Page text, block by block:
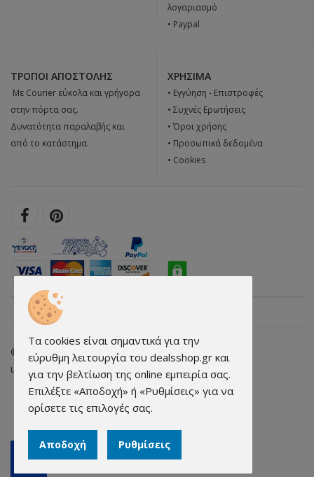
λογαριασμό
• Paypal
ΤΡΌΠΟΙ ΑΠΟΣΤΟΛΉΣ
 Με Courier εύκολα και γρήγορα
στην πόρτα σας.
Δυνατότητα παραλαβής και
από το κατάστημα.
ΧΡΉΣΙΜΑ
• Εγγύηση - Επιστροφές
• Συχνές Ερωτήσεις
• Όροι χρήσης
• Προσωπικά δεδομένα
• Cookies
© 2026 dealsshop.gr All rights reserved. • Κατασκευή
ιστοσελίδων - qualityweb.gr
Τα cookies είναι σημαντικά για την
εύρυθμη λειτουργία του dealsshop.gr και
για την βελτίωση της online εμπειρία σας.
Επιλέξτε «Αποδοχή» ή «Ρυθμίσεις» για να
ορίσετε τις επιλογές σας.
Αποδοχή Ρυθμίσεις